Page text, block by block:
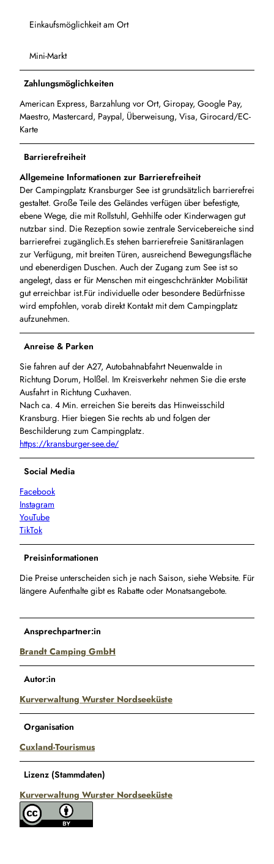
Einkaufsmöglichkeit am Ort
Mini-Markt
Zahlungsmöglichkeiten
American Express, Barzahlung vor Ort, Giropay, Google Pay,
Maestro, Mastercard, Paypal, Überweisung, Visa, Girocard/EC-
Karte
Barrierefreiheit
Allgemeine Informationen zur Barrierefreiheit
Der Campingplatz Kransburger See ist grundsätzlich barrierefrei
gestaltet. Große Teile des Geländes verfügen über befestigte,
ebene Wege, die mit Rollstuhl, Gehhilfe oder Kinderwagen gut
nutzbar sind. Die Rezeption sowie zentrale Servicebereiche sind
barrierefrei zugänglich.Es stehen barrierefreie Sanitäranlagen
zur Verfügung, mit breiten Türen, ausreichend Bewegungsfläche
und ebenerdigen Duschen. Auch der Zugang zum See ist so
angelegt, dass er für Menschen mit eingeschchränkter Mobilität
gut erreichbar ist.Für individuelle oder besondere Bedürfnisse
wird empfohlen, vorab direkt Kontakt mit dem Campingplatz
aufzunehmen.
Anreise & Parken
Sie fahren auf der A27, Autobahnabfahrt Neuenwalde in
Richtung Dorum, Holßel. Im Kreisverkehr nehmen Sie die erste
Ausfahrt in Richtung Cuxhaven.
Nach ca. 4 Min. erreichen Sie bereits das Hinweisschild
Kransburg. Hier biegen Sie rechts ab und folgen der
Beschilderung zum Campingplatz.
https://kransburger-see.de/
Social Media
Facebook
Instagram
YouTube
TikTok
Preisinformationen
Die Preise unterscheiden sich je nach Saison, siehe Website. Für
längere Aufenthalte gibt es Rabatte oder Monatsangebote.
Ansprechpartner:in
Brandt Camping GmbH
Autor:in
Kurverwaltung Wurster Nordseeküste
Organisation
Cuxland-Tourismus
Lizenz (Stammdaten)
Kurverwaltung Wurster Nordseeküste